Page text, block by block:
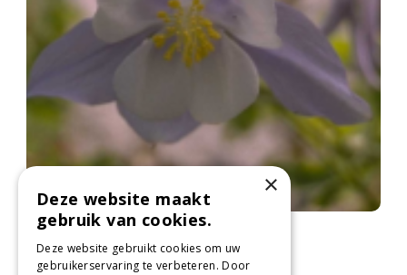
Akelei
Aquilegia caerulea
×
Deze website maakt
gebruik van cookies.
Deze website gebruikt cookies om uw
gebruikerservaring te verbeteren. Door